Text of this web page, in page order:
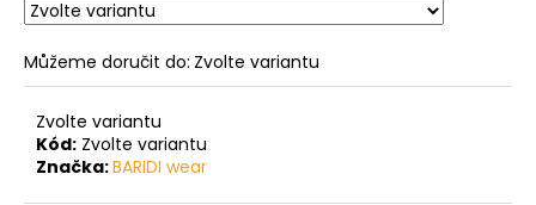
Můžeme doručit do: Zvolte variantu
Zvolte variantu
Kód: Zvolte variantu
Značka:BARIDI wear